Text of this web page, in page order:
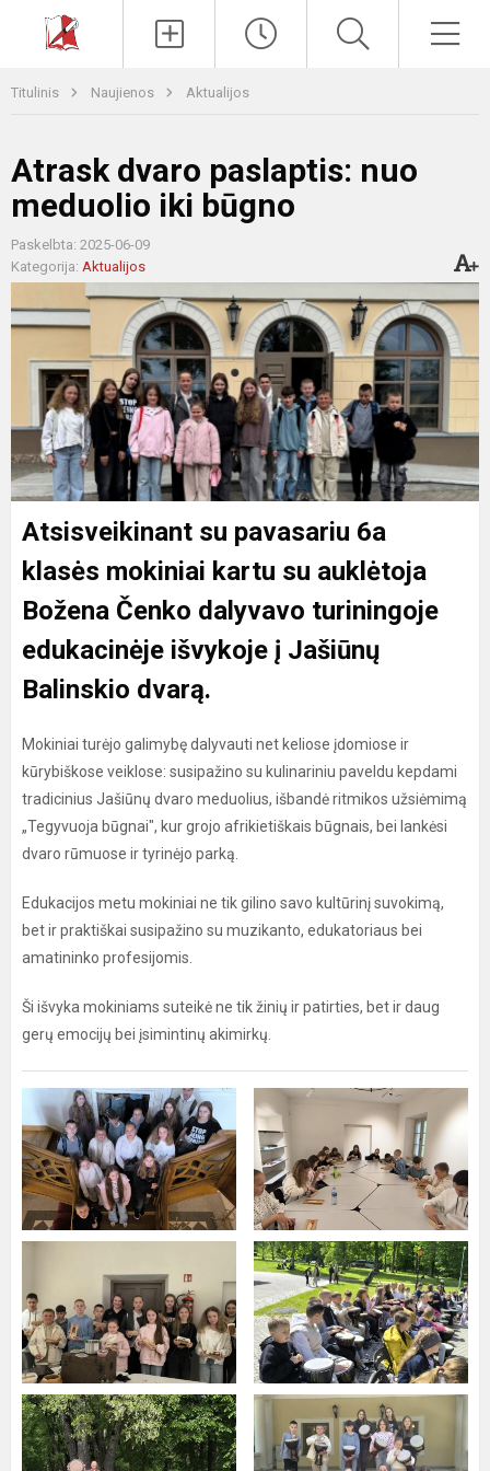
Titulinis Naujienos Aktualijos
Atrask dvaro paslaptis: nuo
meduolio iki būgno
Paskelbta: 2025-06-09
Kategorija: Aktualijos
Atsisveikinant su pavasariu 6a
klasės mokiniai kartu su auklėtoja
Božena Čenko dalyvavo turiningoje
edukacinėje išvykoje į Jašiūnų
Balinskio dvarą.
Mokiniai turėjo galimybę dalyvauti net keliose įdomiose ir
kūrybiškose veiklose: susipažino su kulinariniu paveldu kepdami
tradicinius Jašiūnų dvaro meduolius, išbandė ritmikos užsiėmimą
„Tegyvuoja būgnai", kur grojo afrikietiškais būgnais, bei lankėsi
dvaro rūmuose ir tyrinėjo parką.
Edukacijos metu mokiniai ne tik gilino savo kultūrinį suvokimą,
bet ir praktiškai susipažino su muzikanto, edukatoriaus bei
amatininko profesijomis.
Ši išvyka mokiniams suteikė ne tik žinių ir patirties, bet ir daug
gerų emocijų bei įsimintinų akimirkų.